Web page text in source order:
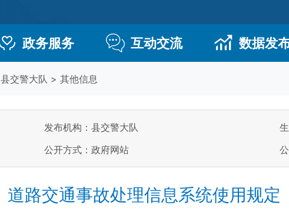
政务服务 互动交流 数据发
县交警大队 > 其他信息
发布机构：县交警大队
公开方式：政府网站
道路交通事故处理信息系统使用规定